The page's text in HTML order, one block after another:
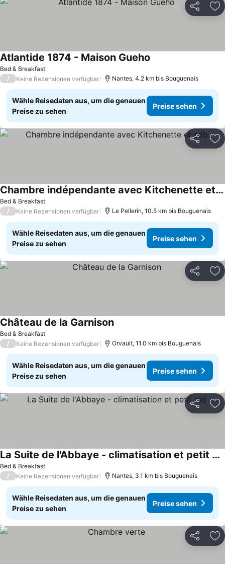
Teilen
Bed & Breakfast
Atlantide 1874 - Maison Gueho
/ Keine Rezensionen verfügbar Nantes, 4.2 km bis Bouguenais
Wähle Reisedaten aus, um die genauen
Preise zu sehen
Preise sehen
Teilen
Bed & Breakfast
Chambre indépendante avec Kitchenette et sdb
/ Keine Rezensionen verfügbar Le Pellerin, 10.5 km bis Bouguenais
Wähle Reisedaten aus, um die genauen
Preise zu sehen
Preise sehen
Teilen
Bed & Breakfast
Château de la Garnison
/ Keine Rezensionen verfügbar Orvault, 11.0 km bis Bouguenais
Wähle Reisedaten aus, um die genauen
Preise zu sehen
Preise sehen
Teilen
Bed & Breakfast
La Suite de l'Abbaye - climatisation et petit dej
/ Keine Rezensionen verfügbar Nantes, 3.1 km bis Bouguenais
Wähle Reisedaten aus, um die genauen
Preise zu sehen
Preise sehen
Teilen